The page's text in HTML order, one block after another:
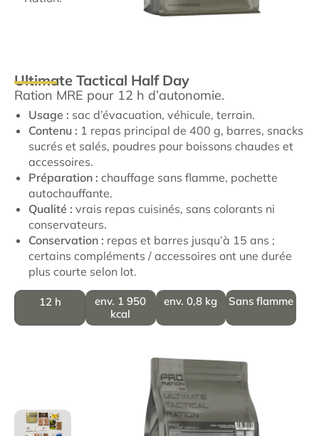
Ultimate Tactical Half Day
Ration MRE pour 12 h d’autonomie.
Usage : sac d’évacuation, véhicule, terrain.
Contenu : 1 repas principal de 400 g, barres, snacks
sucrés et salés, poudres pour boissons chaudes et
accessoires.
Préparation : chauffage sans flamme, pochette
autochauffante.
Qualité : vrais repas cuisinés, sans colorants ni
conservateurs.
Conservation : repas et barres jusqu’à 15 ans ;
certains compléments / accessoires ont une durée
plus courte selon lot.
12 h
env. 1 950
kcal
env. 0,8 kg Sans flamme